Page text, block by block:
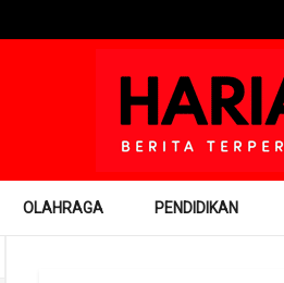
OLAHRAGA PENDIDIKAN